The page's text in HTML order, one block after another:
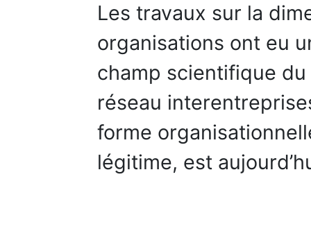
Les travaux sur la
organisations ont eu
champ scientifique
réseau
forme
légitime, est